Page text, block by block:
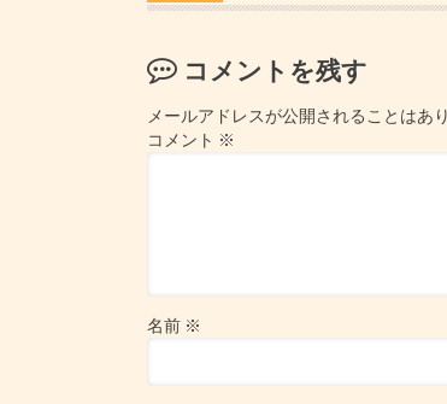
コメントを残す
メールアドレスが公開されることはあ
コメント ※
名前 ※